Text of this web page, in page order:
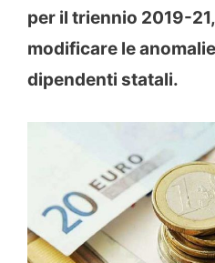
per il triennio 2019-
modificare le
dipendenti statali.